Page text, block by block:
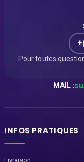
Pour toutes
MAIL :
INFOS PRATIQUES
Livraison